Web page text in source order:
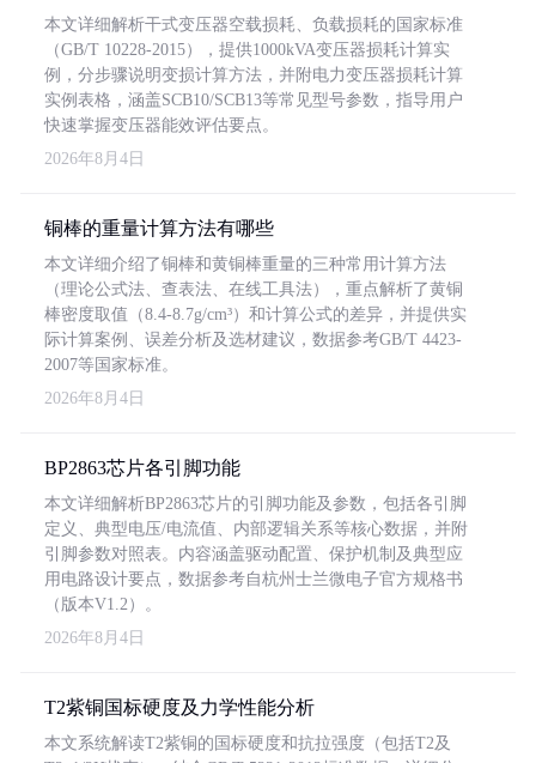
本文详细解析干式变压器空载损耗、负载损耗的国家标准
（GB/T 10228-2015），提供1000kVA变压器损耗计算实
例，分步骤说明变损计算方法，并附电力变压器损耗计算
实例表格，涵盖SCB10/SCB13等常见型号参数，指导用户
快速掌握变压器能效评估要点。
2026年8月4日
铜棒的重量计算方法有哪些
本文详细介绍了铜棒和黄铜棒重量的三种常用计算方法
（理论公式法、查表法、在线工具法），重点解析了黄铜
棒密度取值（8.4-8.7g/cm³）和计算公式的差异，并提供实
际计算案例、误差分析及选材建议，数据参考GB/T 4423-
2007等国家标准。
2026年8月4日
BP2863芯片各引脚功能
本文详细解析BP2863芯片的引脚功能及参数，包括各引脚
定义、典型电压/电流值、内部逻辑关系等核心数据，并附
引脚参数对照表。内容涵盖驱动配置、保护机制及典型应
用电路设计要点，数据参考自杭州士兰微电子官方规格书
（版本V1.2）。
2026年8月4日
T2紫铜国标硬度及力学性能分析
本文系统解读T2紫铜的国标硬度和抗拉强度（包括T2及